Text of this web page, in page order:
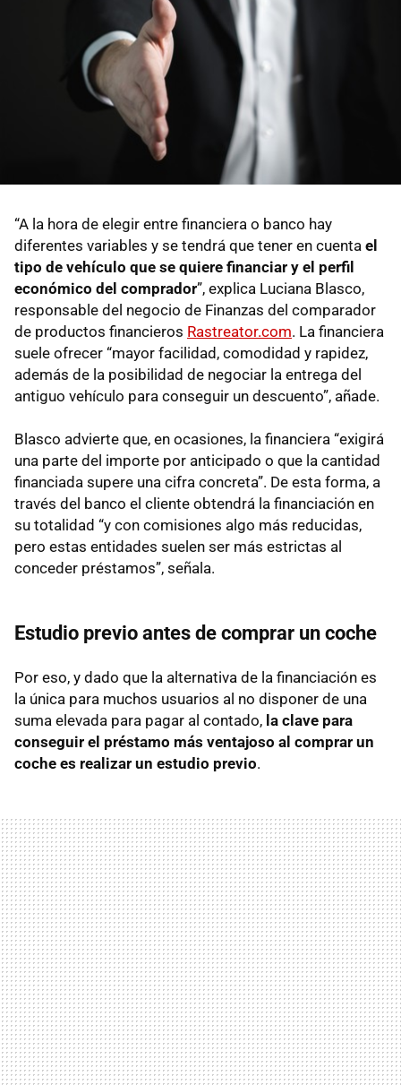
“A la hora de elegir entre financiera o banco hay
diferentes variables y se tendrá que tener en cuenta el
tipo de vehículo que se quiere financiar y el perfil
económico del comprador”, explica Luciana Blasco,
responsable del negocio de Finanzas del comparador
de productos financieros Rastreator.com. La financiera
suele ofrecer “mayor facilidad, comodidad y rapidez,
además de la posibilidad de negociar la entrega del
antiguo vehículo para conseguir un descuento”, añade.
Blasco advierte que, en ocasiones, la financiera “exigirá
una parte del importe por anticipado o que la cantidad
financiada supere una cifra concreta”. De esta forma, a
través del banco el cliente obtendrá la financiación en
su totalidad “y con comisiones algo más reducidas,
pero estas entidades suelen ser más estrictas al
conceder préstamos”, señala.
Estudio previo antes de comprar un coche
Por eso, y dado que la alternativa de la financiación es
la única para muchos usuarios al no disponer de una
suma elevada para pagar al contado, la clave para
conseguir el préstamo más ventajoso al comprar un
coche es realizar un estudio previo.